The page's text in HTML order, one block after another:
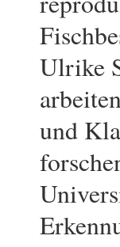
Ulrike
und